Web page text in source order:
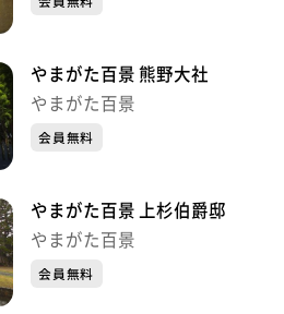
やまがた百景 熊野大社
やまがた百景
会員無料
やまがた百景 上杉伯爵邸
やまがた百景
会員無料